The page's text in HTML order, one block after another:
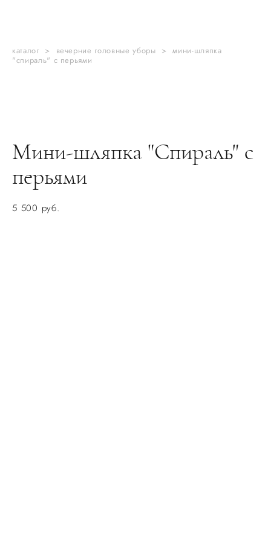
каталог > вечерние головные уборы > мини-шляпка
"спираль" с перьями
Мини-шляпка "Спираль" с
перьями
5 500 pуб.